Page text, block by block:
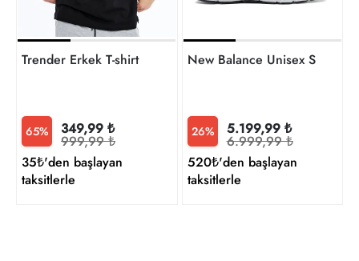
Trender Erkek T-shirt
65% 349,99 ₺
999,99 ₺
35₺'den başlayan
taksitlerle
New Balance Unisex Sneaker
26% 5.199,99 ₺
6.999,99 ₺
520₺'den başlayan
taksitlerle